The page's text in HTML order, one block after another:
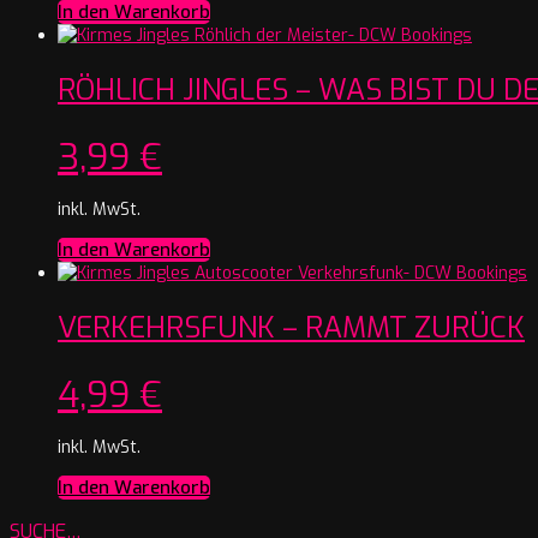
In den Warenkorb
RÖHLICH JINGLES – WAS BIST DU
3,99 €
inkl. MwSt.
In den Warenkorb
VERKEHRSFUNK – RAMMT ZURÜCK
4,99 €
inkl. MwSt.
In den Warenkorb
SUCHE…